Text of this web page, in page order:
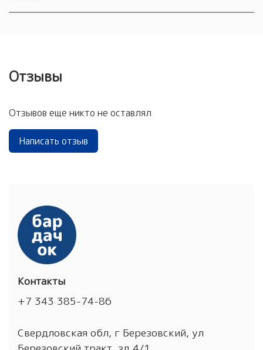
Отзывы
Отзывов еще никто не оставлял
Написать отзыв
Контакты
+7 343 385-74-86
Свердловская обл, г Березовский, ул